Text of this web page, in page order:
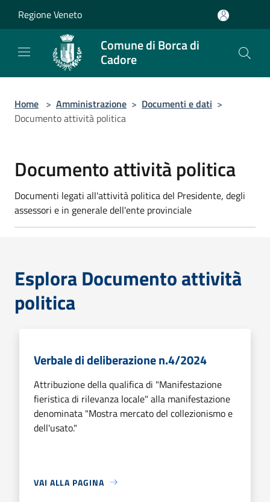
Regione Veneto
Comune di Borca di
Cadore
Home > Amministrazione > Documenti e dati >
Documento attività politica
Documento attività politica
Documenti legati all'attività politica del Presidente, degli
assessori e in generale dell'ente provinciale
Esplora Documento attività
politica
Verbale di deliberazione n.4/2024
Attribuzione della qualifica di "Manifestazione
fieristica di rilevanza locale" alla manifestazione
denominata "Mostra mercato del collezionismo e
dell'usato."
VAI ALLA PAGINA